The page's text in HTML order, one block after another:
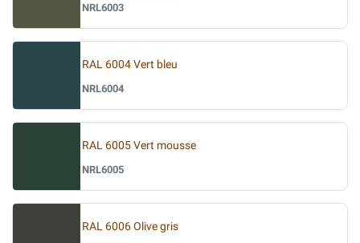
NRL6003
RAL 6004 Vert bleu
NRL6004
RAL 6005 Vert mousse
NRL6005
RAL 6006 Olive gris